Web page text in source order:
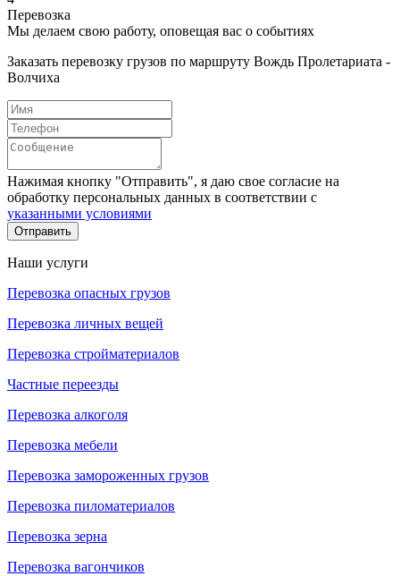
Перевозка
Мы делаем свою работу, оповещая вас о событиях
Заказать перевозку грузов по маршруту Вождь Пролетариата -
Волчиха
Нажимая кнопку "Отправить", я даю свое согласие на
обработку персональных данных в соответствии с
указанными условиями
Отправить
Наши услуги
Перевозка опасных грузов
Перевозка личных вещей
Перевозка стройматериалов
Частные переезды
Перевозка алкоголя
Перевозка мебели
Перевозка замороженных грузов
Перевозка пиломатериалов
Перевозка зерна
Перевозка вагончиков